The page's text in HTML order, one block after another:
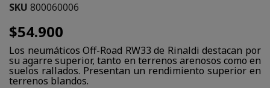
SKU 800060006
$54.900
Los neumáticos Off-Road RW33 de Rinaldi destacan por
su agarre superior, tanto en terrenos arenosos como en
suelos rallados. Presentan un rendimiento superior en
terrenos blandos.